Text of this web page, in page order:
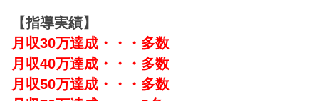
【指導実績】
月収30万達成・・・多数
月収40万達成・・・多数
月収50万達成・・・多数